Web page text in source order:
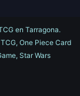
en Tarragona.
One Piece Card
Star Wars